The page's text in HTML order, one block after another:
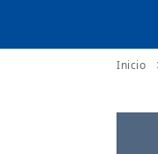
Inicio